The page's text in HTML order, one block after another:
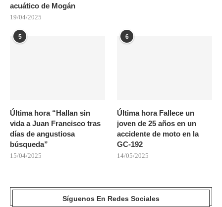
acuático de Mogán
19/04/2025
5
Última hora “Hallan sin
vida a Juan Francisco tras
días de angustiosa
búsqueda”
15/04/2025
6
Última hora Fallece un
joven de 25 años en un
accidente de moto en la
GC-192
14/05/2025
Síguenos En Redes Sociales